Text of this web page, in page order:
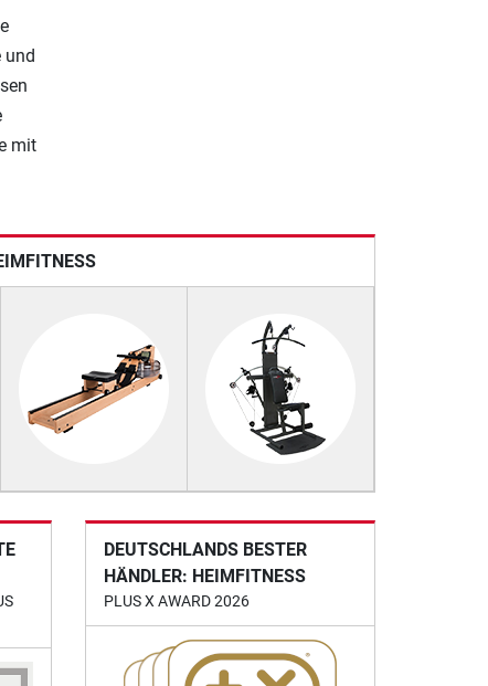
und
mit
DEUTSCHLANDS BESTER
HÄNDLER: HEIMFITNESS
PLUS X AWARD 2026